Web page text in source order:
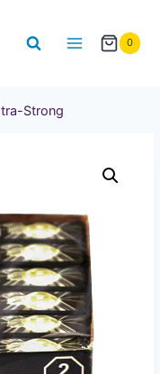
0
Strong